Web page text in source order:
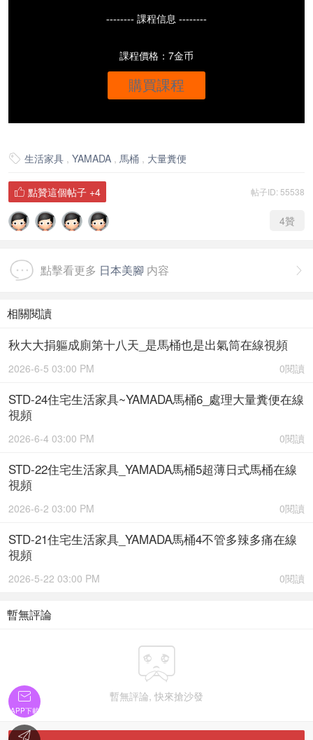
-------- 課程信息 --------
課程價格：7金币
購買課程
 生活家具 , YAMADA , 馬桶 , 大量糞便
帖子ID: 55538
 點贊這個帖子 +4
4贊

點擊看更多 日本美腳 内容
相關閱讀
秋大大捐軀成廁第十八天_是馬桶也是出氣筒在線視頻
0閱讀
2026-6-5 03:00 PM
STD-24住宅生活家具~YAMADA馬桶6_處理大量糞便在線
視頻
0閱讀
2026-6-4 03:00 PM
STD-22住宅生活家具_YAMADA馬桶5超薄日式馬桶在線
視頻
0閱讀
2026-6-2 03:00 PM
STD-21住宅生活家具_YAMADA馬桶4不管多辣多痛在線
視頻
0閱讀
2026-5-22 03:00 PM
暫無評論

暫無評論, 快來搶沙發

APP下載
